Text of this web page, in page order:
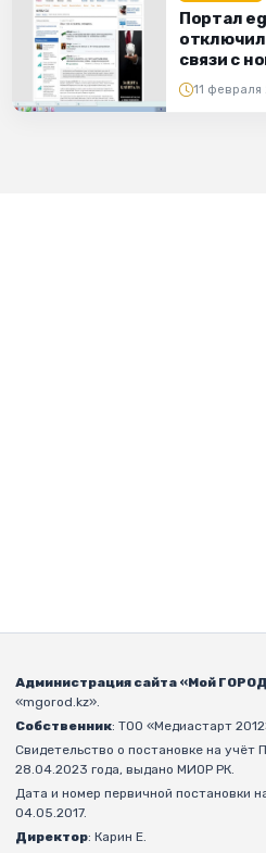
Портал
связи с
11 февраля
Администрация сайта «Мой
«mgorod.kz».
Собственник: ТОО «Медиастарт
Свидетельство о постановке на
28.04.2023 года, выдано МИОР РК.
Дата и номер первичной постановки
04.05.2017.
Директор: Карин Е.